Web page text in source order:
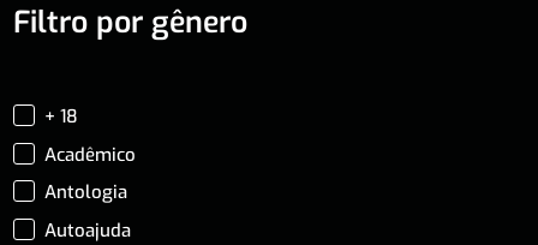
Filtro por gênero
+ 18
Acadêmico
Antologia
Autoajuda